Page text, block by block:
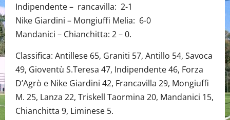
Indipendente – rancavilla: 2-1
Nike Giardini – Mongiuffi Melia: 6-0
Mandanici – Chianchitta: 2 – 0.
Classifica: Antillese 65, Graniti 57, Antillo 54, Savoca
49, Gioventù S.Teresa 47, Indipendente 46, Forza
D’Agrò e Nike Giardini 42, Francavilla 29, Mongiuffi
M. 25, Lanza 22, Triskell Taormina 20, Mandanici 15,
Chianchitta 9, Liminese 5.